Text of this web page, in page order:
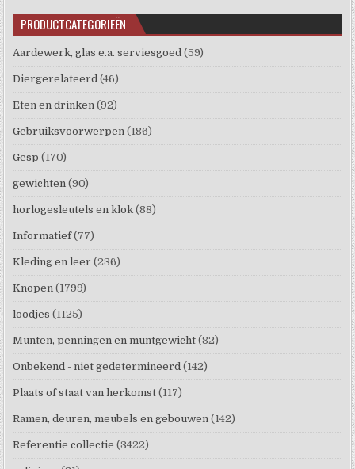
PRODUCTCATEGORIEËN
Aardewerk, glas e.a. serviesgoed (59)
Diergerelateerd (46)
Eten en drinken (92)
Gebruiksvoorwerpen (186)
Gesp (170)
gewichten (90)
horlogesleutels en klok (88)
Informatief (77)
Kleding en leer (236)
Knopen (1799)
loodjes (1125)
Munten, penningen en muntgewicht (82)
Onbekend - niet gedetermineerd (142)
Plaats of staat van herkomst (117)
Ramen, deuren, meubels en gebouwen (142)
Referentie collectie (3422)